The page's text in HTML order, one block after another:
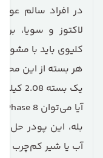
در افراد سالم
لاکتوز و سویا،
کلیوی باید با
هر بسته از این
یک بسته 2.08 کیلوگرمی حدود 50 سروینگ ارائه می‌دهد.
آیا می‌توان Phase 8 را با آب و شیر مصرف کرد؟
بله، این پودر
آب یا شیر کم‌چرب